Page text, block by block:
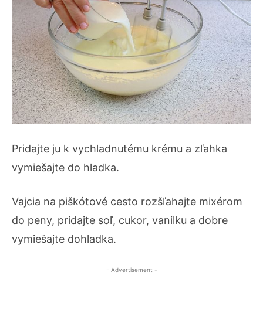
Pridajte ju k vychladnutému krému a zľahka
vymiešajte do hladka.
Vajcia na piškótové cesto rozšľahajte mixérom
do peny, pridajte soľ, cukor, vanilku a dobre
vymiešajte dohladka.
- Advertisement -